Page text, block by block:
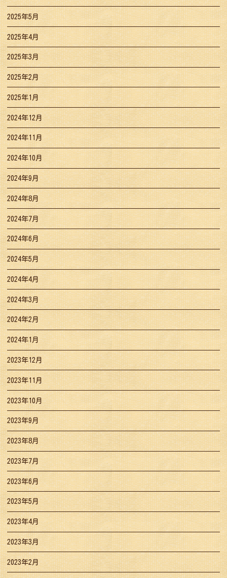
2025年5月
2025年4月
2025年3月
2025年2月
2025年1月
2024年12月
2024年11月
2024年10月
2024年9月
2024年8月
2024年7月
2024年6月
2024年5月
2024年4月
2024年3月
2024年2月
2024年1月
2023年12月
2023年11月
2023年10月
2023年9月
2023年8月
2023年7月
2023年6月
2023年5月
2023年4月
2023年3月
2023年2月